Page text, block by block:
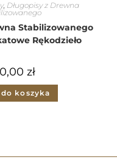
, Długopisy z Drewna
Stabilizowanego
Rękodzieło
zł
koszyka